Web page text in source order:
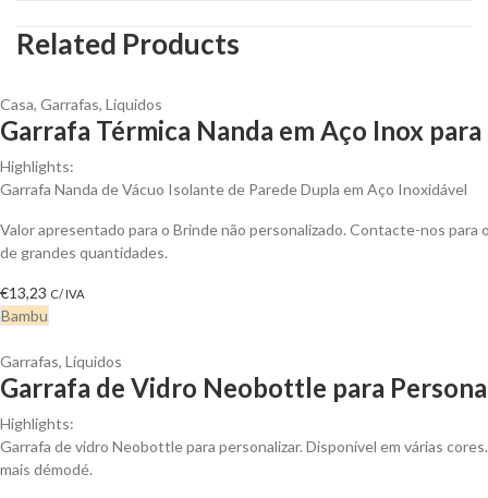
Related Products
Casa, Garrafas, Líquidos
Garrafa Térmica Nanda em Aço Inox
Highlights:
Garrafa Nanda de Vácuo Isolante de Parede Dupla em Aço Inoxidável
Valor apresentado para o Brinde não personalizado. Contacte-nos
de grandes quantidades.
€13,23 C/ IVA
Bambu
Garrafas, Líquidos
Garrafa de Vidro Neobottle para
Highlights:
Garrafa de vidro Neobottle para personalizar. Disponível em várias
mais démodé.